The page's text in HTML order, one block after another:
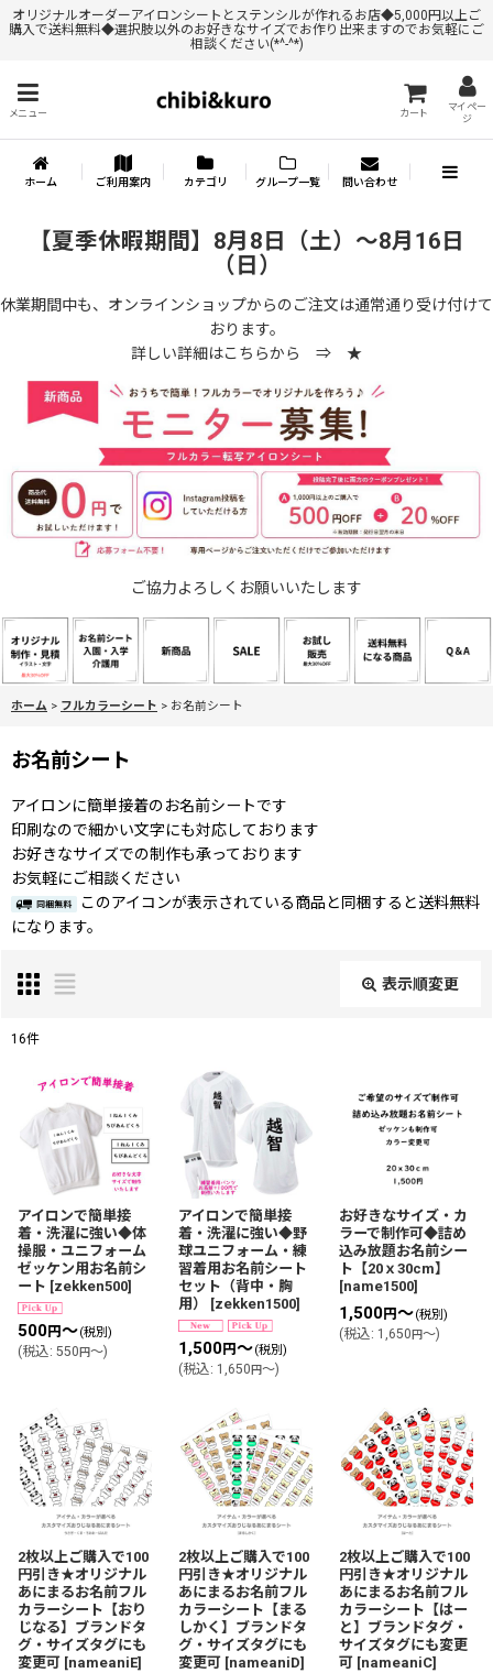
オリジナルオーダーアイロンシートとステンシルが作れるお店◆5,000円以上ご
購入で送料無料◆選択肢以外のお好きなサイズでお作り出来ますのでお気軽にご
相談ください(*^-^*)
メニュー カート
マイペー
ジ
ホーム ご利用案内 カテゴリ グループ一覧 問い合わせ
【夏季休暇期間】8月8日（土）～8月16日
（日）
休業期間中も、オンラインショップからのご注文は通常通り受け付けて
おります。
詳しい詳細はこちらから ⇒ ★
ご協力よろしくお願いいたします
ホーム > フルカラーシート > お名前シート
お名前シート
アイロンに簡単接着のお名前シートです
印刷なので細かい文字にも対応しております
お好きなサイズでの制作も承っております
お気軽にご相談ください
このアイコンが表示されている商品と同梱すると送料無料
になります。
表示順変更
表示数 :
並び順:
絞り込む
16件
アイロンで簡単接
着・洗濯に強い◆体
操服・ユニフォーム
ゼッケン用お名前シ
ート [zekken500]
500円～(税別)
(税込: 550 円～)
アイロンで簡単接
着・洗濯に強い◆野
球ユニフォーム・練
習着用お名前シート
セット（背中・胸
用）
[zekken1500]
1,500円～(税別)
(税込: 1,650 円～)
お好きなサイズ・カ
ラーで制作可◆詰め
込み放題お名前シー
ト【20ｘ30cm】
[name1500]
1,500円～(税別)
(税込: 1,650 円～)
2枚以上ご購入で100
円引き★オリジナル
あにまるお名前フル
カラーシート【おり
じなる】ブランドタ
グ・サイズタグにも
変更可 [nameaniE]
2枚以上ご購入で100
円引き★オリジナル
あにまるお名前フル
カラーシート【まる
しかく】ブランドタ
グ・サイズタグにも
変更可 [nameaniD]
2枚以上ご購入で100
円引き★オリジナル
あにまるお名前フル
カラーシート【はー
と】ブランドタグ・
サイズタグにも変更
可 [nameaniC]